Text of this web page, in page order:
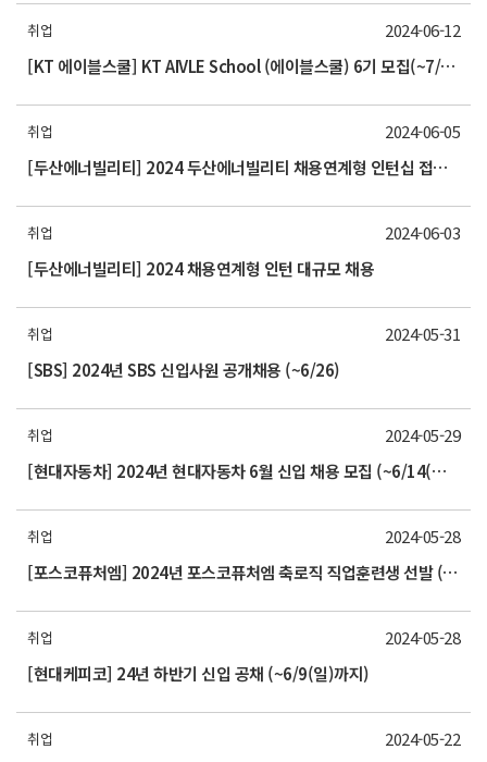
취업
[KT 에이블스쿨] KT AIVLE School (에이블스쿨) 6기 모집(~7/1(월) 17시까지)
2024-06-12
취업
[두산에너빌리티] 2024 두산에너빌리티 채용연계형 인턴십 접수 마감 안내 (~6/10(월) 오후 6시)
2024-06-05
취업
[두산에너빌리티] 2024 채용연계형 인턴 대규모 채용
2024-06-03
취업
[SBS] 2024년 SBS 신입사원 공개채용 (~6/26)
2024-05-31
취업
[현대자동차] 2024년 현대자동차 6월 신입 채용 모집 (~6/14(금)까지)
2024-05-29
취업
[포스코퓨처엠] 2024년 포스코퓨처엠 축로직 직업훈련생 선발 (6/10까지)
2024-05-28
취업
[현대케피코] 24년 하반기 신입 공채 (~6/9(일)까지)
2024-05-28
취업 2024-05-22